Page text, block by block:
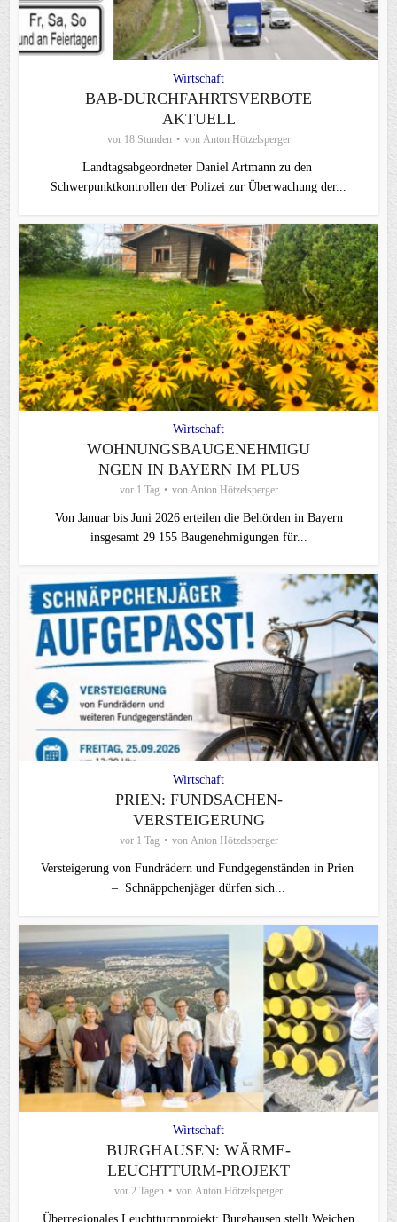
Wirtschaft
BAB-DURCHFAHRTSVERBOTE
AKTUELL
vor 18 Stunden von Anton Hötzelsperger
Landtagsabgeordneter Daniel Artmann zu den
Schwerpunktkontrollen der Polizei zur Überwachung der...
Wirtschaft
WOHNUNGSBAUGENEHMIGU
NGEN IN BAYERN IM PLUS
vor 1 Tag von Anton Hötzelsperger
Von Januar bis Juni 2026 erteilen die Behörden in Bayern
insgesamt 29 155 Baugenehmigungen für...
Wirtschaft
PRIEN: FUNDSACHEN-
VERSTEIGERUNG
vor 1 Tag von Anton Hötzelsperger
Versteigerung von Fundrädern und Fundgegenständen in Prien
– Schnäppchenjäger dürfen sich...
Wirtschaft
BURGHAUSEN: WÄRME-
LEUCHTTURM-PROJEKT
vor 2 Tagen von Anton Hötzelsperger
Überregionales Leuchtturmprojekt: Burghausen stellt Weichen